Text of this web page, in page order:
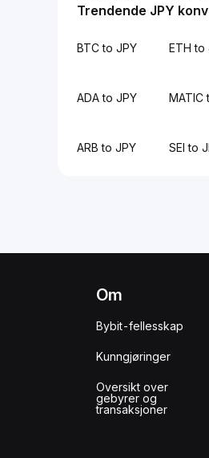
Trendende JPY
BTC to JPY ETH to
ADA to JPY MATIC
ARB to JPY SEI to
Om
Bybit-fellesskap
Kunngjøringer
Oversikt over
gebyrer og
transaksjoner